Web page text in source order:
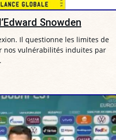
Snowden
Il questionne les limites de
nos vulnérabilités induites par